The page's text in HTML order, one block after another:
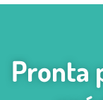
Pronta